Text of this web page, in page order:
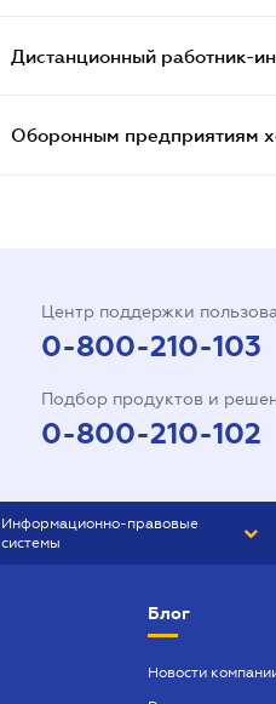
Дистанционный работник-
Оборонным предприятиям
Центр поддержки
0-800-210-103
Подбор продуктов и
0-800-210-102
Информационно-правовые
системы
Блог
Новости